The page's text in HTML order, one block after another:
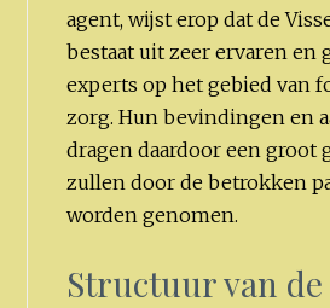
agent, wijst erop dat de
bestaat uit zeer ervaren en
experts op het gebied van
zorg. Hun bevindingen en
dragen daardoor een groot
zullen door de betrokken
worden genomen.
Structuur van